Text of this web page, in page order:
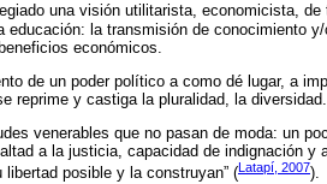
una visión utilitarista, economicista, de
la transmisión de conocimiento
económicos.
de un poder político a como dé lugar, a
reprime y castiga la pluralidad, la diversidad.
venerables que no pasan de moda: un
a la justicia, capacidad de indignación y
posible y la construyan” ( Latapí, 2007).